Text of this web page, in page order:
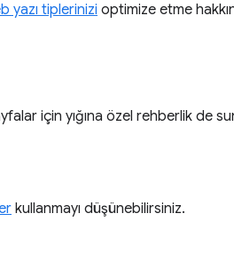
yazı tiplerinizi optimize etme
için yığına özel rehberlik de
kullanmayı düşünebilirsiniz.